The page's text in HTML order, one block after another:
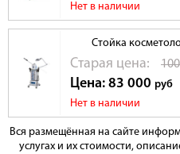
Нет в наличии
Стойка
Cтарая цена:
Цена: 83 000 руб
Нет в наличии
Вся размещённая на сайте
услугах и их стоимости,